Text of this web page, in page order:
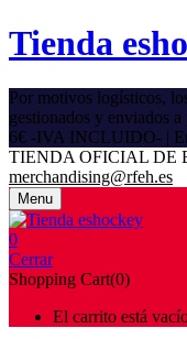
Tienda
Por motivos logísticos,
gestionados y enviados
6€ -IVA INCLUIDO- |
TIENDA OFICIAL DE
merchandising@rfeh.es
Menu
0
Cerrar
Shopping Cart(0)
El carrito está